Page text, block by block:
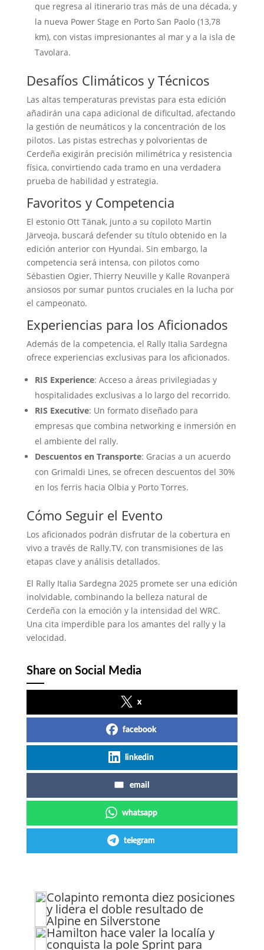
que regresa al itinerario tras más de una década, y
la nueva Power Stage en Porto San Paolo (13,78
km), con vistas impresionantes al mar y a la isla de
Tavolara.
Desafíos Climáticos y Técnicos
Las altas temperaturas previstas para esta edición
añadirán una capa adicional de dificultad, afectando
la gestión de neumáticos y la concentración de los
pilotos. Las pistas estrechas y polvorientas de
Cerdeña exigirán precisión milimétrica y resistencia
física, convirtiendo cada tramo en una verdadera
prueba de habilidad y estrategia.
Favoritos y Competencia
El estonio Ott Tänak, junto a su copiloto Martin
Järveoja, buscará defender su título obtenido en la
edición anterior con Hyundai. Sin embargo, la
competencia será intensa, con pilotos como
Sébastien Ogier, Thierry Neuville y Kalle Rovanperä
ansiosos por sumar puntos cruciales en la lucha por
el campeonato.
Experiencias para los Aficionados
Además de la competencia, el Rally Italia Sardegna
ofrece experiencias exclusivas para los aficionados.
RIS Experience: Acceso a áreas privilegiadas y
hospitalidades exclusivas a lo largo del recorrido.
RIS Executive: Un formato diseñado para
empresas que combina networking e inmersión en
el ambiente del rally.
Descuentos en Transporte: Gracias a un acuerdo
con Grimaldi Lines, se ofrecen descuentos del 30%
en los ferris hacia Olbia y Porto Torres.
Cómo Seguir el Evento
Los aficionados podrán disfrutar de la cobertura en
vivo a través de Rally.TV, con transmisiones de las
etapas clave y análisis detallados.
El Rally Italia Sardegna 2025 promete ser una edición
inolvidable, combinando la belleza natural de
Cerdeña con la emoción y la intensidad del WRC.
Una cita imperdible para los amantes del rally y la
velocidad.
Share on Social Media
x
facebook
linkedin
email
whatsapp
telegram
Colapinto remonta diez posiciones
y lidera el doble resultado de
Alpine en Silverstone
Hamilton hace valer la localía y
conquista la pole Sprint para